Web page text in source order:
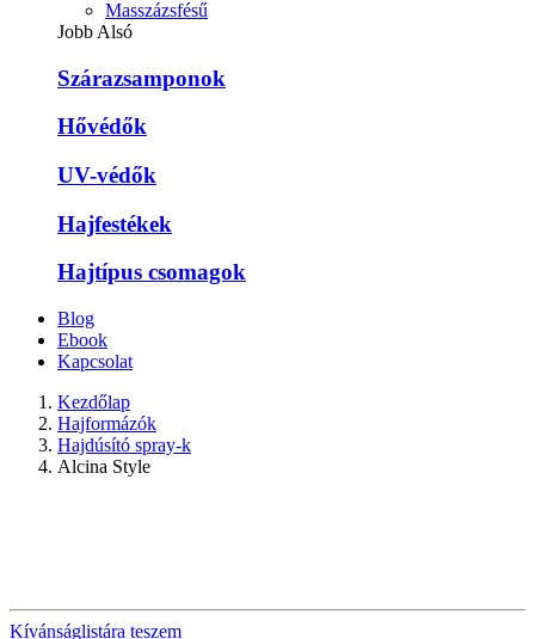
Masszázsfésű
Jobb Alsó
Szárazsamponok
Hővédők
UV-védők
Hajfestékek
Hajtípus csomagok
Blog
Ebook
Kapcsolat
Kezdőlap
Hajformázók
Hajdúsító spray-k
Alcina Style
Kívánságlistára teszem